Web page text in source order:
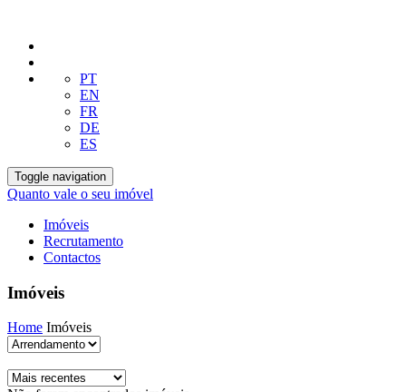
PT
EN
FR
DE
ES
Toggle navigation
Quanto vale o seu imóvel
Imóveis
Recrutamento
Contactos
Imóveis
Home Imóveis